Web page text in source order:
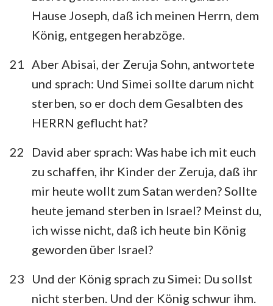
1 2 3 4
15
16 18 19 20
21
Hause Joseph, daß ich meinen Herrn, dem
König, entgegen herabzöge.
21
Aber Abisai, der Zeruja Sohn, antwortete
und sprach: Und Simei sollte darum nicht
sterben, so er doch dem Gesalbten des
HERRN geflucht hat?
22
David aber sprach: Was habe ich mit euch
zu schaffen, ihr Kinder der Zeruja, daß ihr
mir heute wollt zum Satan werden? Sollte
heute jemand sterben in Israel? Meinst du,
ich wisse nicht, daß ich heute bin König
geworden über Israel?
23
Und der König sprach zu Simei: Du sollst
nicht sterben. Und der König schwur ihm.